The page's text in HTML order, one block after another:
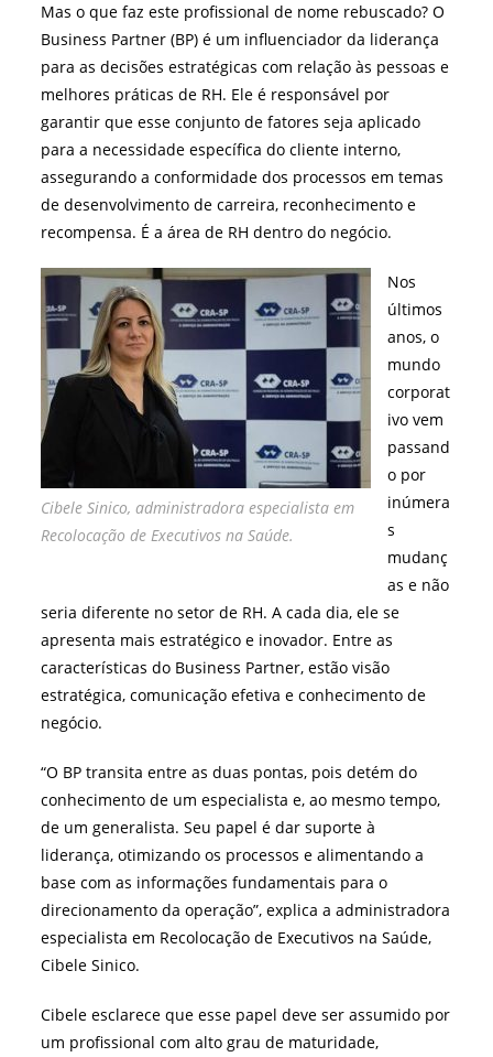
Mas o que faz este profissional de nome rebuscado? O
Business Partner (BP) é um influenciador da liderança
para as decisões estratégicas com relação às pessoas e
melhores práticas de RH. Ele é responsável por
garantir que esse conjunto de fatores seja aplicado
para a necessidade específica do cliente interno,
assegurando a conformidade dos processos em temas
de desenvolvimento de carreira, reconhecimento e
recompensa. É a área de RH dentro do negócio.
Cibele Sinico, administradora especialista em
Recolocação de Executivos na Saúde.
Nos
últimos
anos, o
mundo
corporat
ivo vem
passand
o por
inúmera
s
mudanç
as e não
seria diferente no setor de RH. A cada dia, ele se
apresenta mais estratégico e inovador. Entre as
características do Business Partner, estão visão
estratégica, comunicação efetiva e conhecimento de
negócio.
“O BP transita entre as duas pontas, pois detém do
conhecimento de um especialista e, ao mesmo tempo,
de um generalista. Seu papel é dar suporte à
liderança, otimizando os processos e alimentando a
base com as informações fundamentais para o
direcionamento da operação”, explica a administradora
especialista em Recolocação de Executivos na Saúde,
Cibele Sinico.
Cibele esclarece que esse papel deve ser assumido por
um profissional com alto grau de maturidade,